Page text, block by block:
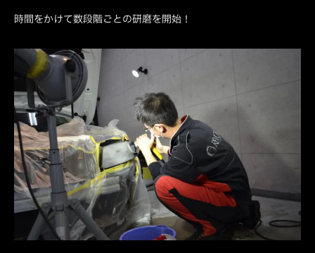
時間をかけて数段階ごとの研磨を開始！